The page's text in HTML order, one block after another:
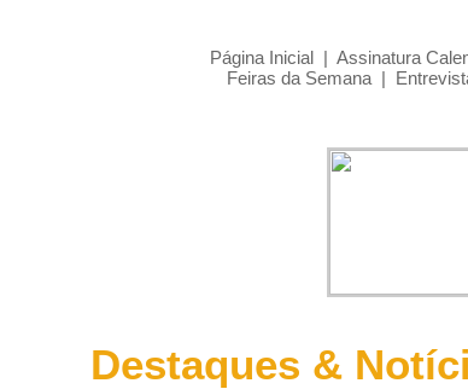
Página Inicial | Assinatura
Feiras da Semana |
Destaques &